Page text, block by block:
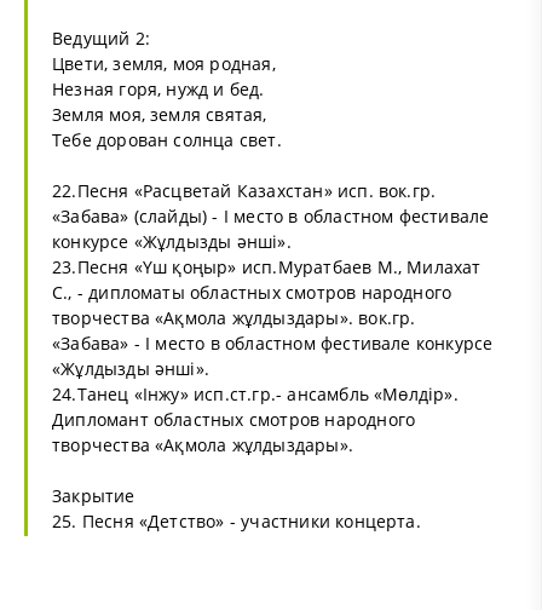
Ведущий 2:
Цвети, земля, моя родная,
Незная горя, нужд и бед.
Земля моя, земля святая,
Тебе дорован солнца свет.
22.Песня «Расцветай Казахстан» исп. вок.гр.
«Забава» (слайды) - І место в областном фестивале
конкурсе «Жұлдызды әнші».
23.Песня «Үш қоңыр» исп.Муратбаев М., Милахат
С., - дипломаты областных смотров народного
творчества «Ақмола жұлдыздары». вок.гр.
«Забава» - І место в областном фестивале конкурсе
«Жұлдызды әнші».
24.Танец «Інжу» исп.ст.гр.- ансамбль «Мөлдір».
Дипломант областных смотров народного
творчества «Ақмола жұлдыздары».
Закрытие
25. Песня «Детство» - участники концерта.